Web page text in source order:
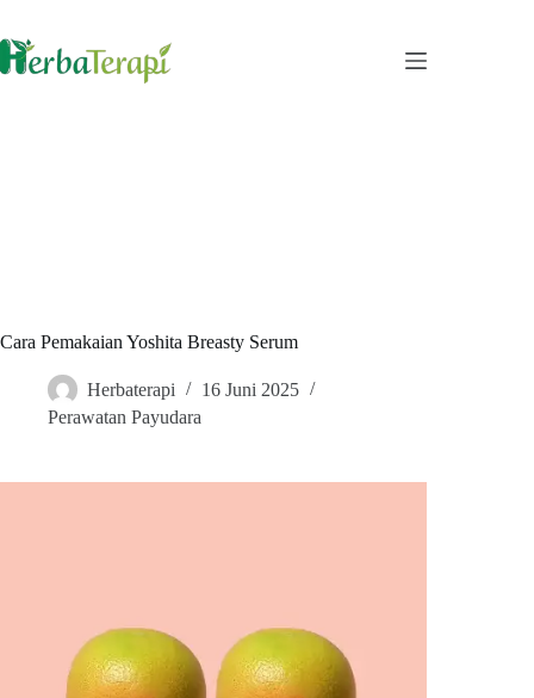
content
Cara Pemakaian Yoshita Breasty Serum
Herbaterapi
16 Juni 2025
Perawatan Payudara